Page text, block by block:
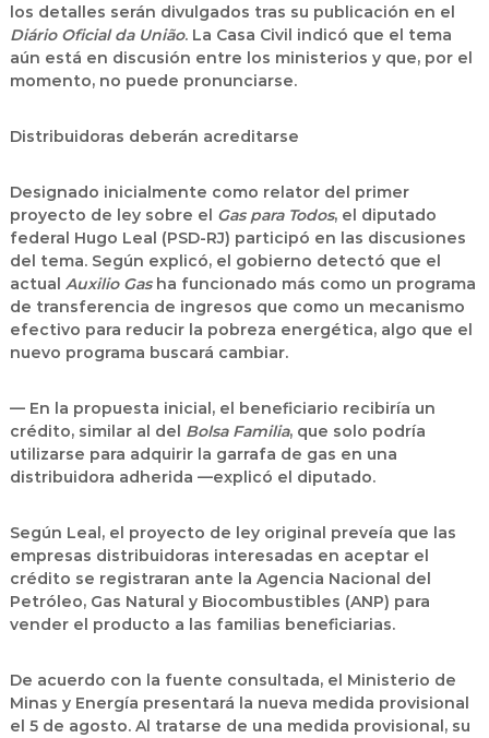
los detalles serán divulgados tras su publicación en el
Diário Oficial da União. La Casa Civil indicó que el tema
aún está en discusión entre los ministerios y que, por el
momento, no puede pronunciarse.
Distribuidoras deberán acreditarse
Designado inicialmente como relator del primer
proyecto de ley sobre el Gas para Todos, el diputado
federal Hugo Leal (PSD-RJ) participó en las discusiones
del tema. Según explicó, el gobierno detectó que el
actual Auxilio Gasha funcionado más como un programa
de transferencia de ingresos que como un mecanismo
efectivo para reducir la pobreza energética, algo que el
nuevo programa buscará cambiar.
— En la propuesta inicial, el beneficiario recibiría un
crédito, similar al del Bolsa Familia, que solo podría
utilizarse para adquirir la garrafa de gas en una
distribuidora adherida —explicó el diputado.
Según Leal, el proyecto de ley original preveía que las
empresas distribuidoras interesadas en aceptar el
crédito se registraran ante la Agencia Nacional del
Petróleo, Gas Natural y Biocombustibles (ANP) para
vender el producto a las familias beneficiarias.
De acuerdo con la fuente consultada, el Ministerio de
Minas y Energía presentará la nueva medida provisional
el 5 de agosto. Al tratarse de una medida provisional, su